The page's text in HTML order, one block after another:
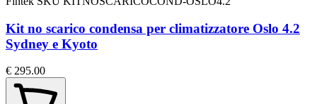
Kit no scarico condensa per climatizzatore Oslo 4.2
Sydney e Kyoto
€ 295.00